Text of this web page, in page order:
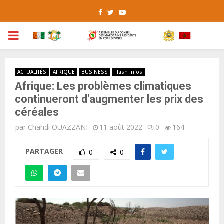
Facebook
TwitterYoutube
PRIMARY
ACTUALITÉS AFRIQUE BUSINESS Flash Infos
Afrique: Les problèmes climatiques
continueront d’augmenter les prix des
céréales
par Chahdi OUAZZANI 11 août 2022 0 164
PARTAGER 0 0